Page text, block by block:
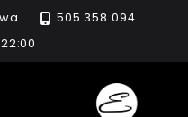
505 358 094